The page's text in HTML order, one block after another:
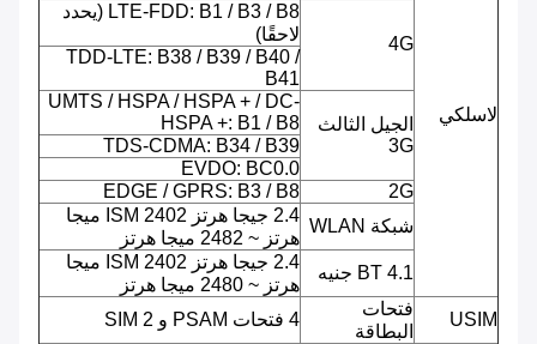
لاسلكي
4G
LTE-FDD: B1 / B3 / B8 (يحدد
لاحقًا)
TDD-LTE: B38 / B39 / B40 /
B41
الجيل الثالث
3G
UMTS / HSPA / HSPA + / DC-
HSPA +: B1 / B8
TDS-CDMA: B34 / B39
EVDO: BC0.0
2G
EDGE / GPRS: B3 / B8
شبكة WLAN
2.4 جيجا هرتز ISM 2402 ميجا
هرتز ~ 2482 ميجا هرتز
BT 4.1 جنيه
2.4 جيجا هرتز ISM 2402 ميجا
هرتز ~ 2480 ميجا هرتز
USIM
فتحات
البطاقة
4 فتحات PSAM و 2 SIM